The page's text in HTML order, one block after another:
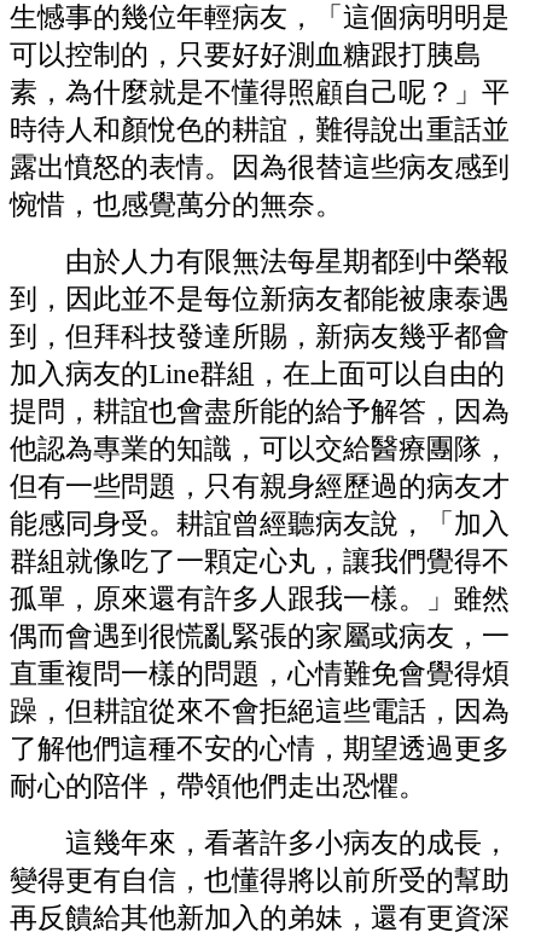
生憾事的幾位年輕病友，「這個病明明是
可以控制的，只要好好測血糖跟打胰島
素，為什麼就是不懂得照顧自己呢？」平
時待人和顏悅色的耕誼，難得說出重話並
露出憤怒的表情。因為很替這些病友感到
惋惜，也感覺萬分的無奈。
由於人力有限無法每星期都到中榮報
到，因此並不是每位新病友都能被康泰遇
到，但拜科技發達所賜，新病友幾乎都會
加入病友的Line群組，在上面可以自由的
提問，耕誼也會盡所能的給予解答，因為
他認為專業的知識，可以交給醫療團隊，
但有一些問題，只有親身經歷過的病友才
能感同身受。耕誼曾經聽病友說，「加入
群組就像吃了一顆定心丸，讓我們覺得不
孤單，原來還有許多人跟我一樣。」雖然
偶而會遇到很慌亂緊張的家屬或病友，一
直重複問一樣的問題，心情難免會覺得煩
躁，但耕誼從來不會拒絕這些電話，因為
了解他們這種不安的心情，期望透過更多
耐心的陪伴，帶領他們走出恐懼。
這幾年來，看著許多小病友的成長，
變得更有自信，也懂得將以前所受的幫助
再反饋給其他新加入的弟妹，還有更資深